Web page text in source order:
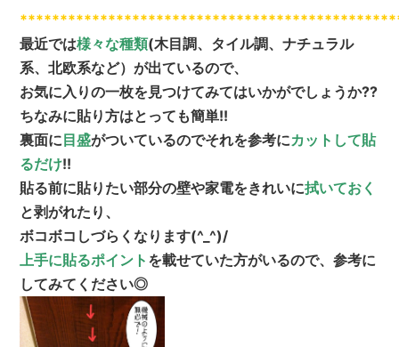
最近では様々な種類(木目調、タイル調、ナチュラル
系、北欧系など）が出ているので、
お気に入りの一枚を見つけてみてはいかがでしょうか??
ちなみに貼り方はとっても簡単!!
裏面に目盛がついているのでそれを参考にカットして貼
るだけ!!
貼る前に貼りたい部分の壁や家電をきれいに拭いておく
と剥がれたり、
ボコボコしづらくなります(^_^)/
上手に貼るポイント を載せていた方がいるので、参考に
してみてください◎